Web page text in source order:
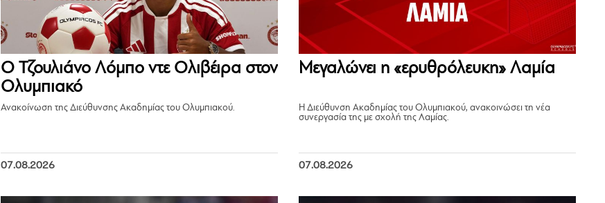
Ο Τζουλιάνο Λόμπο ντε Ολιβέιρα στον
Ολυμπιακό
Ανακοίνωση της Διεύθυνσης Ακαδημίας του Ολυμπιακού.
07.08.2026
Μεγαλώνει η «ερυθρόλευκη» Λαμία
Η Διεύθυνση Ακαδημίας του Ολυμπιακού, ανακοινώσει τη νέα
συνεργασία της με σχολή της Λαμίας.
07.08.2026